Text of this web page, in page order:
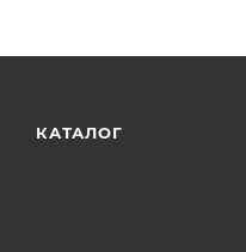
КАТАЛОГ